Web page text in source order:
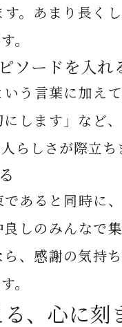
。あまり長く
。
ソードを入れ
いう言葉に加え
します」など
らしさが際立ち
あると同時に
しのみんなで
、感謝の気持
。
、心に刻